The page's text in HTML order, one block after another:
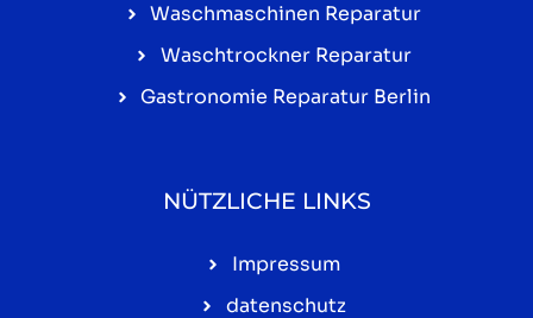
Waschmaschinen Reparatur
Waschtrockner Reparatur
Gastronomie Reparatur Berlin
NÜTZLICHE LINKS
Impressum
datenschutz